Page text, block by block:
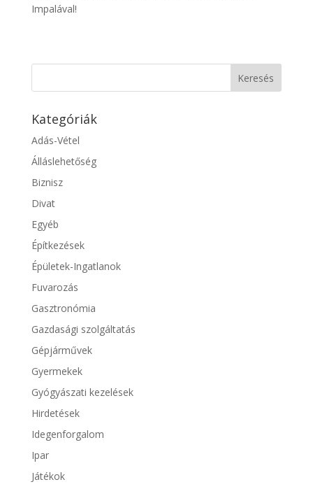
Impalával!
Kategóriák
Adás-Vétel
Álláslehetőség
Biznisz
Divat
Egyéb
Építkezések
Épületek-Ingatlanok
Fuvarozás
Gasztronómia
Gazdasági szolgáltatás
Gépjárművek
Gyermekek
Gyógyászati kezelések
Hirdetések
Idegenforgalom
Ipar
Játékok